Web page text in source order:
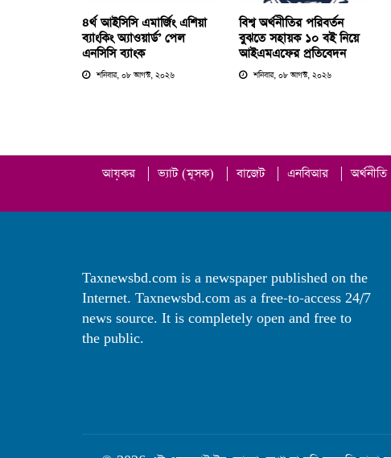
৪র্থ আইসিসি এমার্জিং এশিয়া
ব্যাংকিং অ্যাওয়ার্ড’ পেল
এনসিসি ব্যাংক
শনিবার, ০৮ আগস্ট, ২০২৬
বিশ্ব অর্থনীতির পরিবর্তন
বুঝতে সহায়ক ১০ বই নিয়ে
আইএমএফের প্রতিবেদন
শনিবার, ০৮ আগস্ট, ২০২৬
আয়কর ভ্যাট (মূসক) বাজেট এনবিআর অর্থনীতি
Taxnewsbd.com is a newspaper published on the
Internet. Taxnewsbd.com as a free-to-access 24/7
news source. It is completely open and free to
the public.